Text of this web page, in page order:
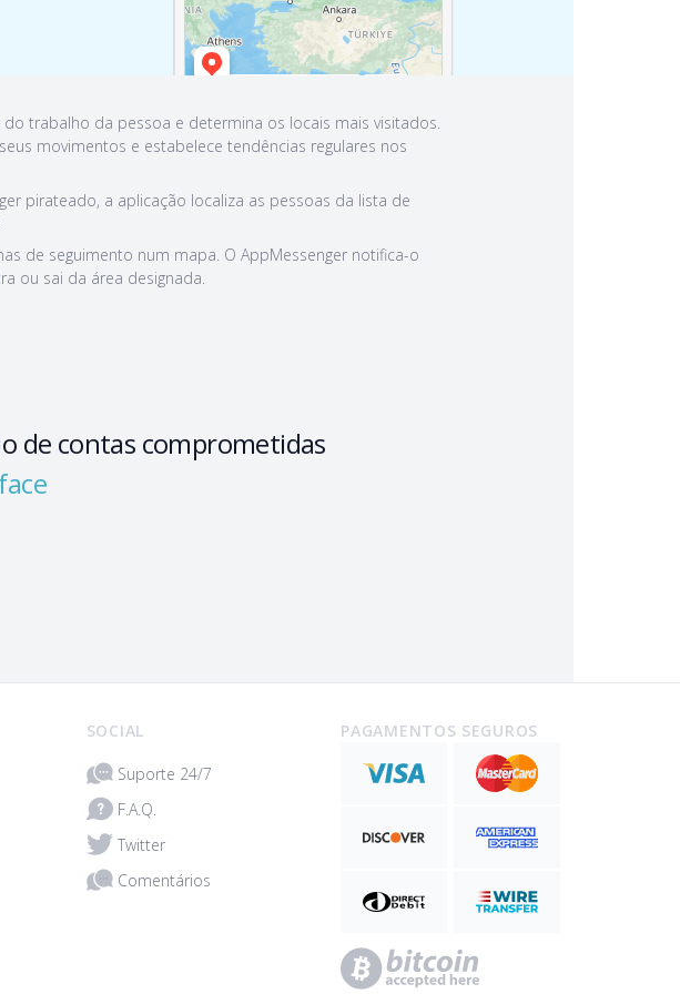
trabalho da pessoa e determina os locais mais visitados.
movimentos e estabelece tendências regulares nos
pirateado, a aplicação localiza as pessoas da lista de
de seguimento num mapa. O AppMessenger notifica-o
ou sai da área designada.
de contas comprometidas
SOCIAL
Suporte 24/7
F.A.Q.
Twitter
Comentários
PAGAMENTOS SEGUROS